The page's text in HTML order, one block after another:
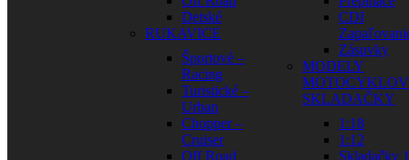
Detské
RUKAVICE
Športové –
Racing
Turistické –
Urban
Chopper –
Cruiser
Off Road
CDI
Zásuvky
MODELY
SKLADAČKY
1:18
1:12
Skladačky